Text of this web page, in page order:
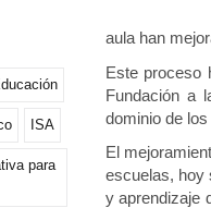
aula han
Este proceso
Fundación a
dominio de
El
escuelas, hoy
y aprendizaje
ISA
para